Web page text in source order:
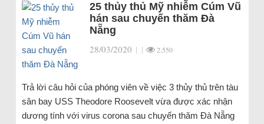
25 thủy thủ Mỹ nhiễm Cúm Vũ
hán sau chuyến thăm Đà
Nẵng
28/03/2020 | | 2.550
Trả lời câu hỏi của phóng viên về việc 3 thủy thủ trên tàu
sân bay USS Theodore Roosevelt vừa được xác nhận
dương tính với virus corona sau chuyến thăm Đà Nẵng